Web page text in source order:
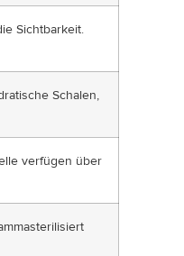
Sichtbarkeit.
Schalen,
verfügen über